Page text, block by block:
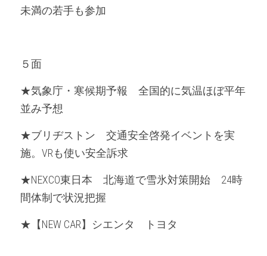
未満の若手も参加
５面
★気象庁・寒候期予報　全国的に気温ほぼ平年
並み予想
★ブリヂストン　交通安全啓発イベントを実
施。VRも使い安全訴求
★NEXCO東日本　北海道で雪氷対策開始　24時
間体制で状況把握
★【NEW CAR】シエンタ　トヨタ